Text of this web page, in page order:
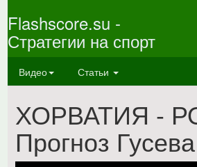
Flashscore.su -
Стратегии на спорт
Видео Статьи
ХОРВАТИЯ -
Прогноз Гусева